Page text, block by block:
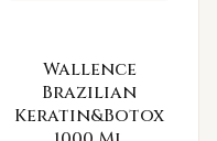
Wallence
Brazilian
Keratin&Botox